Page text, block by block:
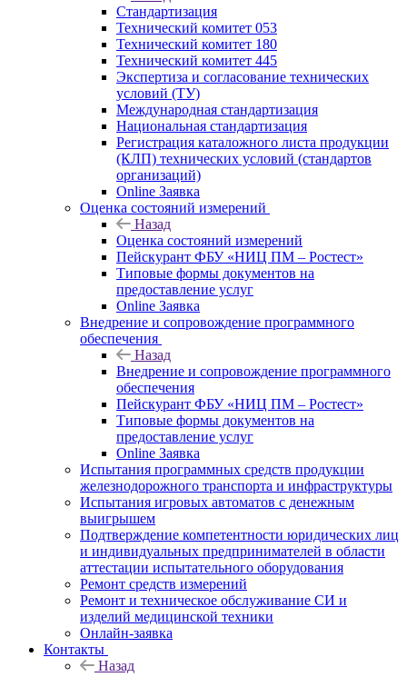
Стандартизация
Технический комитет 053
Технический комитет 180
Технический комитет 445
Экспертиза и согласование технических
условий (ТУ)
Международная стандартизация
Национальная стандартизация
Регистрация каталожного листа продукции
(КЛП) технических условий (стандартов
организаций)
Online Заявка
Оценка состояний измерений
Назад
Оценка состояний измерений
Пейскурант ФБУ «НИЦ ПМ – Ростест»
Типовые формы документов на
предоставление услуг
Online Заявка
Внедрение и сопровождение программного
обеспечения
Назад
Внедрение и сопровождение программного
обеспечения
Пейскурант ФБУ «НИЦ ПМ – Ростест»
Типовые формы документов на
предоставление услуг
Online Заявка
Испытания программных средств продукции
железнодорожного транспорта и инфраструктуры
Испытания игровых автоматов с денежным
выигрышем
Подтверждение компетентности юридических лиц
и индивидуальных предпринимателей в области
аттестации испытательного оборудования
Ремонт средств измерений
Ремонт и техническое обслуживание СИ и
изделий медицинской техники
Онлайн-заявка
Контакты
Назад